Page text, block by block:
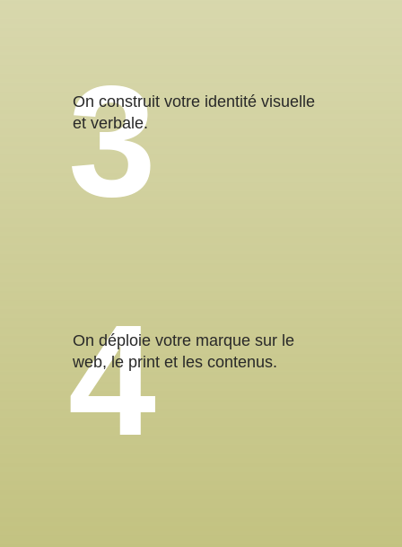
On construit votre identité visuelle
et verbale.
On déploie votre marque sur le
web, le print et les contenus.